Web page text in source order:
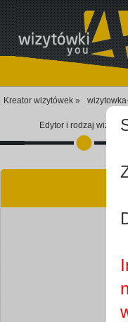
Kreator wizytówek »
Edytor i rodzaj